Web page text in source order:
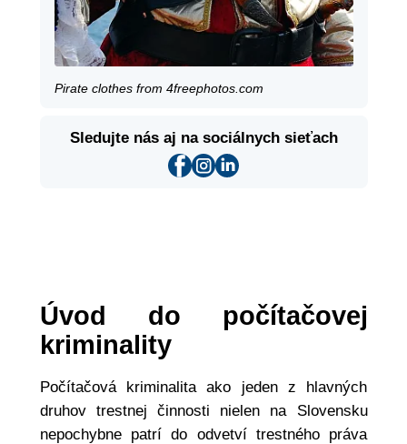
Pirate clothes from 4freephotos.com
Sledujte nás aj na sociálnych sieťach
Úvod do počítačovej
kriminality
Počítačová kriminalita ako jeden z hlavných
druhov trestnej činnosti nielen na Slovensku
nepochybne patrí do odvetví trestného práva